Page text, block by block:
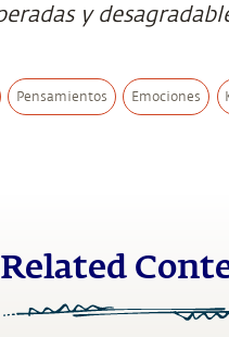
y
Pensamientos Emociones
Related